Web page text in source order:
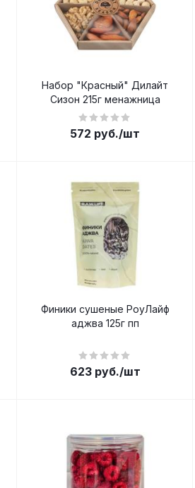
Набор "Красный" Дилайт
Сизон 215г менажница
572 руб./шт
Финики сушеные РоуЛайф
аджва 125г пп
623руб./шт